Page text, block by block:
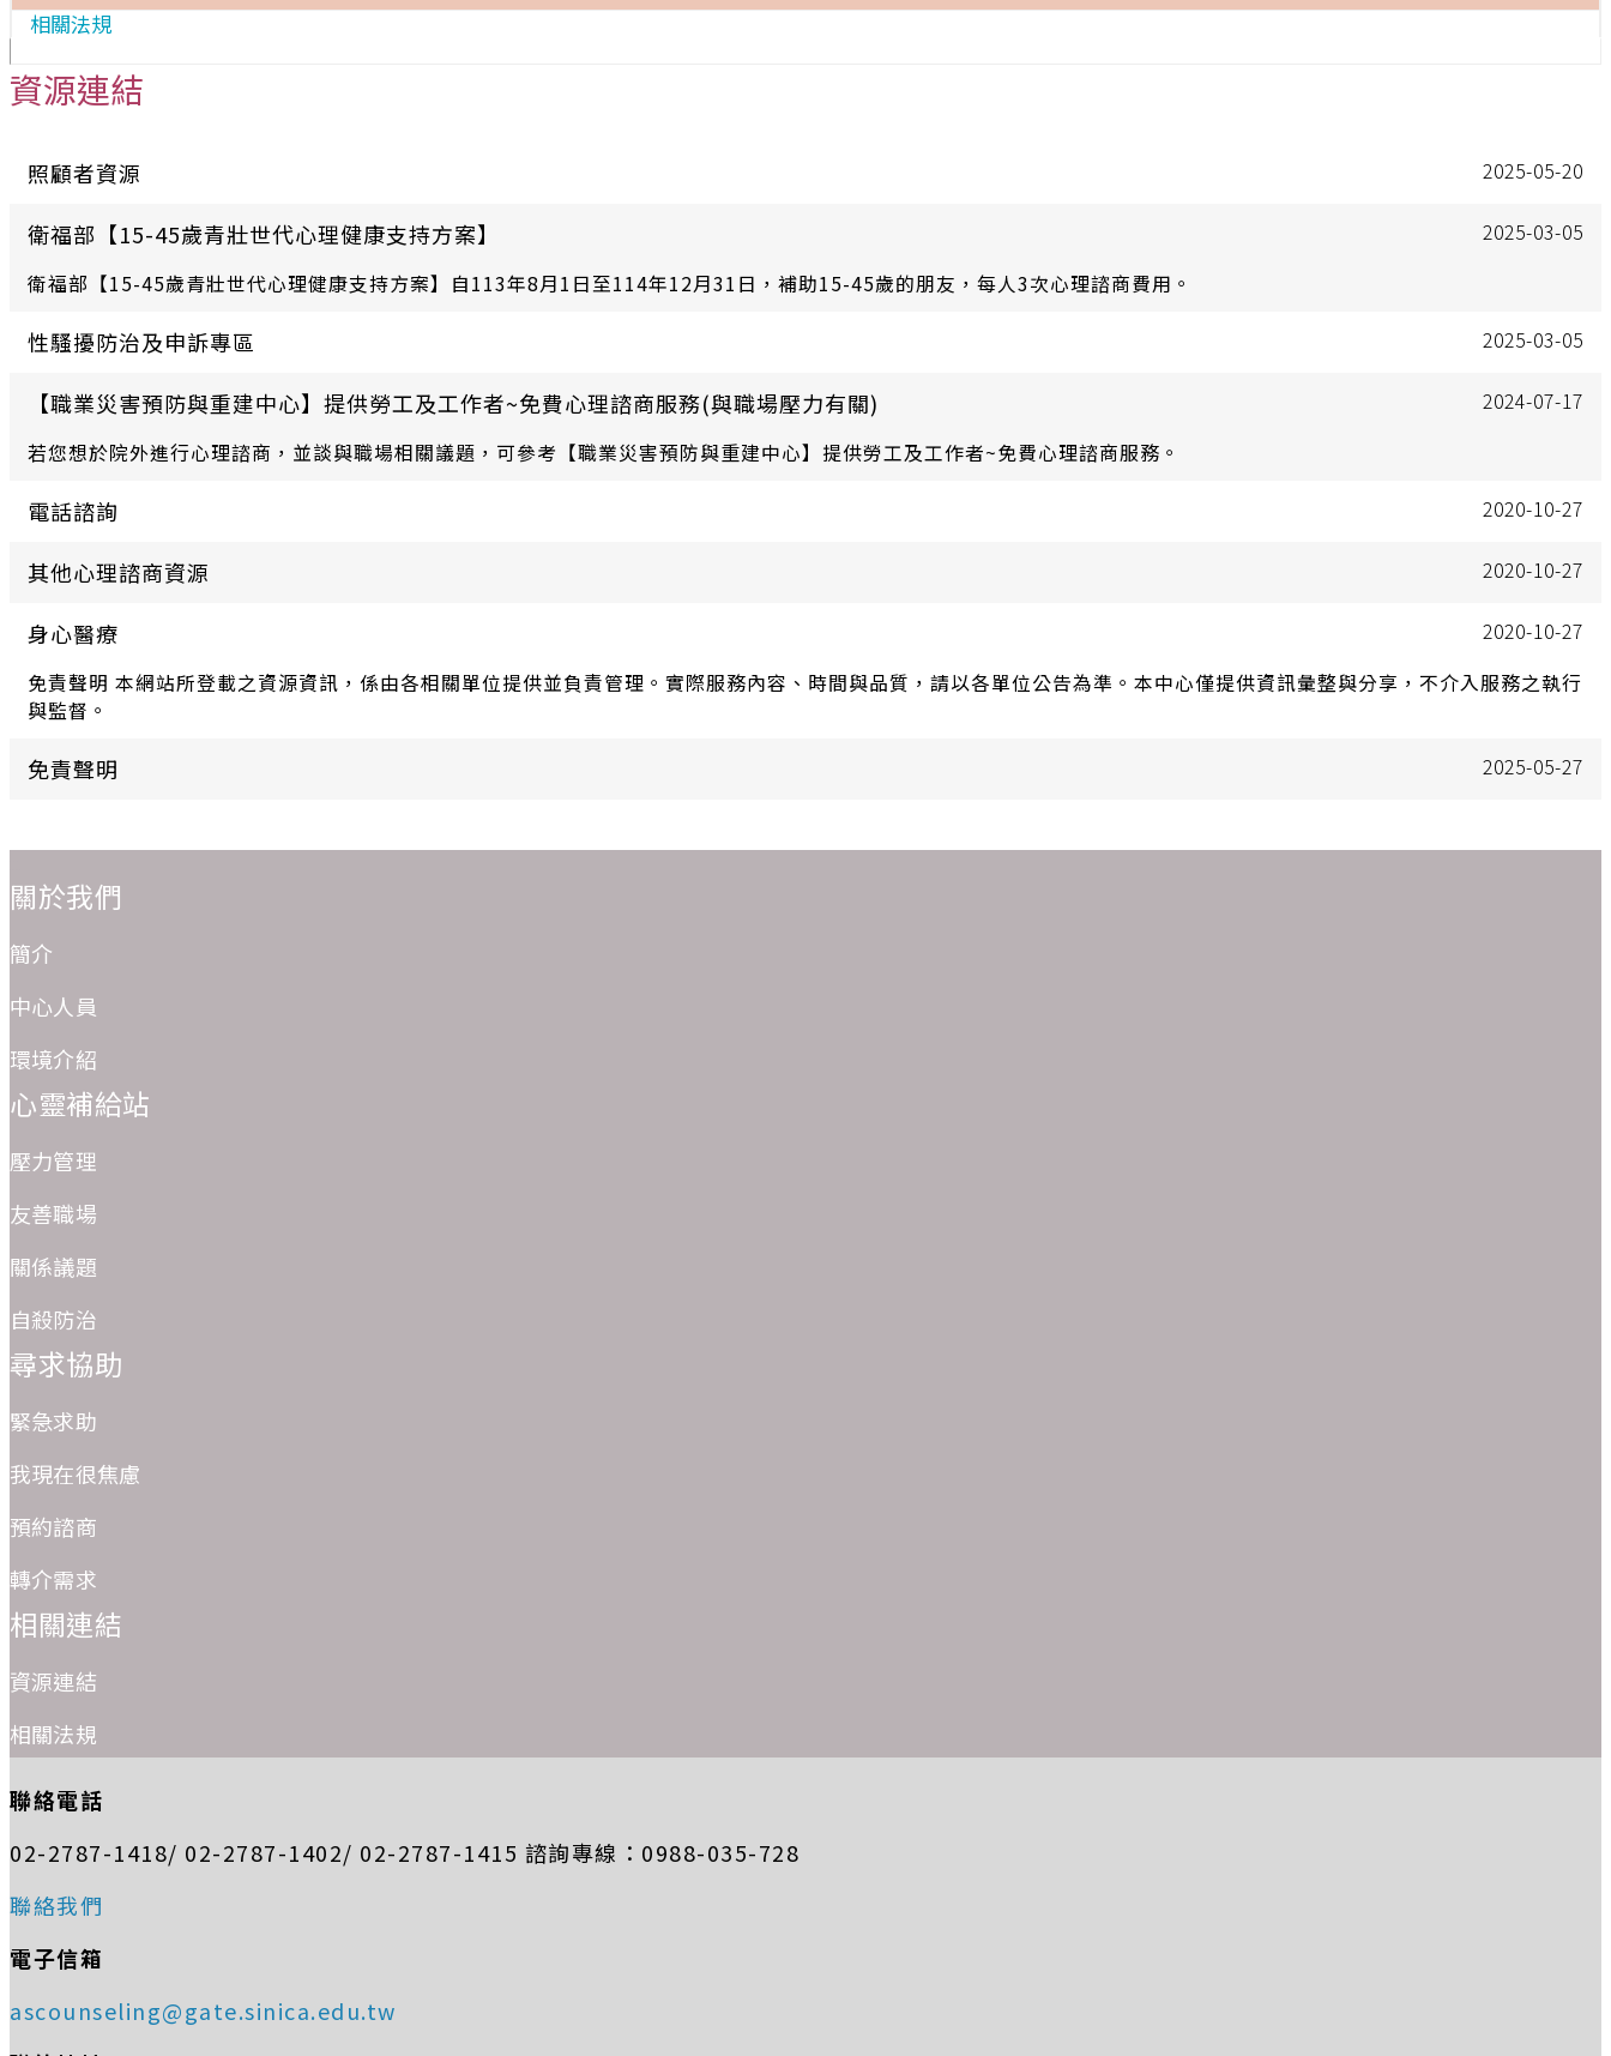
相關法規
資源連結
照顧者資源 2025-05-20
衛福部【15-45歲青壯世代心理健康支持方案】
2025-03-05
衛福部【15-45歲青壯世代心理健康支持方案】自113年8月1日至114年12月31日，補助15-45歲的朋友，每人3次心理諮商費用。
性騷擾防治及申訴專區 2025-03-05
【職業災害預防與重建中心】提供勞工及工作者~免費心理諮商服務(與職場壓力有關)
2024-07-17
若您想於院外進行心理諮商，並談與職場相關議題，可參考【職業災害預防與重建中心】提供勞工及工作者~免費心理諮商服務。
電話諮詢 2020-10-27
其他心理諮商資源 2020-10-27
身心醫療
2020-10-27
免責聲明 本網站所登載之資源資訊，係由各相關單位提供並負責管理。實際服務內容、時間與品質，請以各單位公告為準。本中心僅提供資訊彙整與分享，不介入服務之執行
與監督。
免責聲明 2025-05-27
關於我們
簡介
中心人員
環境介紹
心靈補給站
壓力管理
友善職場
關係議題
自殺防治
尋求協助
緊急求助
我現在很焦慮
預約諮商
轉介需求
相關連結
資源連結
相關法規
聯絡電話
02-2787-1418/ 02-2787-1402/ 02-2787-1415 諮詢專線：0988-035-728
聯絡我們
電子信箱
ascounseling@gate.sinica.edu.tw